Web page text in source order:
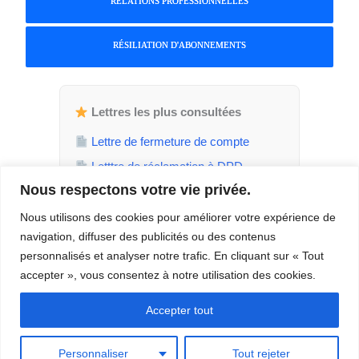
Nous respectons votre vie privée.
Nous utilisons des cookies pour améliorer votre expérience de
navigation, diffuser des publicités ou des contenus
personnalisés et analyser notre trafic. En cliquant sur « Tout
accepter », vous consentez à notre utilisation des cookies.
Personnaliser Tout rejeter
Accepter tout
RÉSILIATION D'ABONNEMENTS
Lettres les plus consultées
Lettre de fermeture de compte
Letttre de réclamation à DPD
Attestation de parent isolé
Demande de jours de RTT
Demande de temps plein
© 2026 – Tous droits réservés – TaLettre.fr –Contact–À propos–Mentions
légales–Politique de confidentialité Politique de cookies